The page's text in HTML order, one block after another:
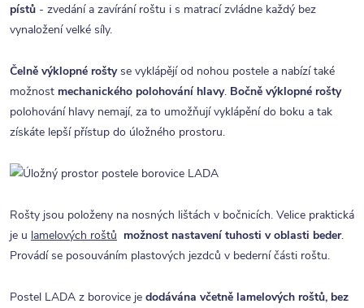
pístů - zvedání a zavírání roštu i s matrací zvládne každý bez
vynaložení velké síly.
Čelně výklopné roštyse vyklápějí od nohou postele a nabízí také
možnost mechanického polohování hlavy. Bočně výklopné rošty
polohování hlavy nemají, za to umožňují vyklápění do boku a tak
získáte lepší přístup do úložného prostoru.
Rošty jsou položeny na nosných lištách v bočnicích. Velice praktická
je u lamelových roštů možnost nastavení tuhosti v oblasti beder.
Provádí se posouváním plastových jezdců v bederní části roštu.
Postel LADA z borovice je dodávána včetně lamelových roštů, bez